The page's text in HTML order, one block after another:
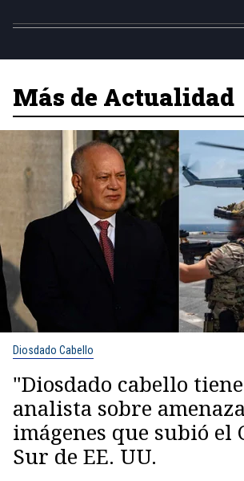
Más de Actualidad
Diosdado Cabello
"Diosdado cabello
analista sobre
imágenes que subió el
Sur de EE. UU.